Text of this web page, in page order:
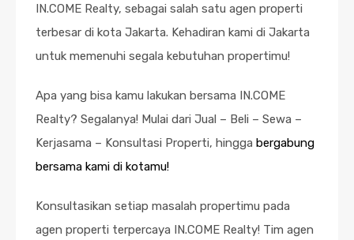
IN.COME Realty, sebagai salah satu agen properti
terbesar di kota Jakarta. Kehadiran kami di Jakarta
untuk memenuhi segala kebutuhan propertimu!
Apa yang bisa kamu lakukan bersama IN.COME
Realty? Segalanya! Mulai dari Jual – Beli – Sewa –
Kerjasama – Konsultasi Properti, hingga bergabung
bersama kami di kotamu!
Konsultasikan setiap masalah propertimu pada
agen properti terpercaya IN.COME Realty! Tim agen